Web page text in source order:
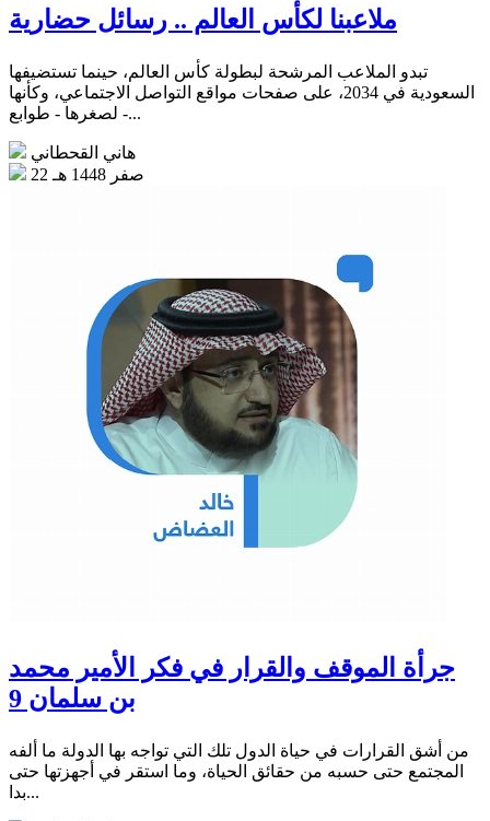
ملاعبنا لكأس العالم .. رسائل حضارية
تبدو الملاعب المرشحة لبطولة كأس العالم، حينما تستضيفها
السعودية في 2034، على صفحات مواقع التواصل الاجتماعي، وكأنها
- لصغرها - طوابع...
هاني القحطاني
22 صفر 1448 هـ
جرأة الموقف والقرار في فكر الأمير محمد
بن سلمان 9
من أشق القرارات في حياة الدول تلك التي تواجه بها الدولة ما ألفه
المجتمع حتى حسبه من حقائق الحياة، وما استقر في أجهزتها حتى
بدا...